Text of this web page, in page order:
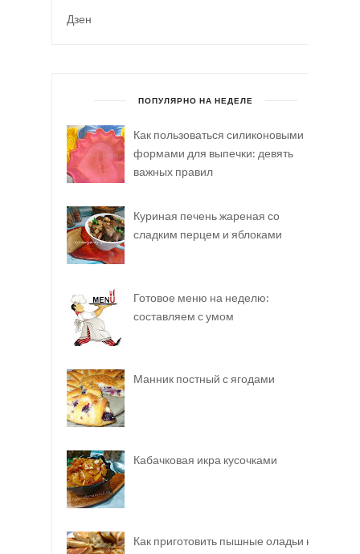
Дзен
ПОПУЛЯРНО НА НЕДЕЛЕ
Как пользоваться силиконовыми
формами для выпечки: девять
важных правил
Куриная печень жареная со
сладким перцем и яблоками
Готовое меню на неделю:
составляем с умом
Манник постный с ягодами
Кабачковая икра кусочками
Как приготовить пышные оладьи на